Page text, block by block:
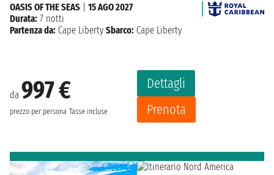
da 997 €
prezzo per persona Tasse incluse
Dettagli
Prenota
OASIS OF THE SEAS
15 AGO 2027
Durata: 7 notti
Partenza da: Cape Liberty Sbarco: Cape Liberty